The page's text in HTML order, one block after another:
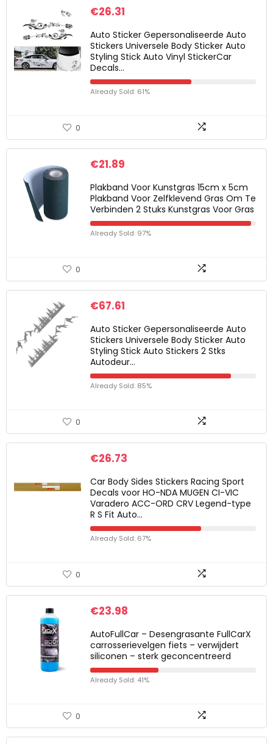
€26.31
Auto Sticker Gepersonaliseerde Auto
Stickers Universele Body Sticker Auto
Styling Stick Auto Vinyl StickerCar
Decals…
Already Sold: 61%
0
€21.89
Plakband Voor Kunstgras 15cm x 5cm
Plakband Voor Zelfklevend Gras Om Te
Verbinden 2 Stuks Kunstgras Voor Gras
Already Sold: 97%
0
€67.61
Auto Sticker Gepersonaliseerde Auto
Stickers Universele Body Sticker Auto
Styling Stick Auto Stickers 2 Stks
Autodeur…
Already Sold: 85%
0
€26.73
Car Body Sides Stickers Racing Sport
Decals voor HO-NDA MUGEN CI-VIC
Varadero ACC-ORD CRV Legend-type
R S Fit Auto…
Already Sold: 67%
0
€23.98
AutoFullCar – Desengrasante FullCarX
carrosserievelgen fiets – verwijdert
siliconen – sterk geconcentreerd
Already Sold: 41%
0